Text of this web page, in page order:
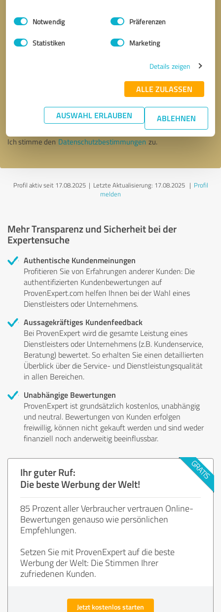
Impressum Datenschutzbestimmungen
Einwilligungsauswahl
Notwendig Präferenzen
Statistiken Marketing
Details zeigen
ALLE ZULASSEN
AUSWAHL ERLAUBEN ABLEHNEN
* Erforderliche Angaben
Nachricht senden
Ich stimme den Datenschutzbestimmungen zu.
Profil aktiv seit 17.08.2025 | Letzte Aktualisierung: 17.08.2025| Profil
melden
Mehr Transparenz und Sicherheit bei der
Expertensuche
Authentische Kundenmeinungen
Profitieren Sie von Erfahrungen anderer Kunden: Die
authentifizierten Kundenbewertungen auf
ProvenExpert.com helfen Ihnen bei der Wahl eines
Dienstleisters oder Unternehmens.
Aussagekräftiges Kundenfeedback
Bei ProvenExpert wird die gesamte Leistung eines
Dienstleisters oder Unternehmens (z.B. Kundenservice,
Beratung) bewertet. So erhalten Sie einen detaillierten
Überblick über die Service- und Dienstleistungsqualität
in allen Bereichen.
Unabhängige Bewertungen
ProvenExpert ist grundsätzlich kostenlos, unabhängig
und neutral. Bewertungen von Kunden erfolgen
freiwillig, können nicht gekauft werden und sind weder
finanziell noch anderweitig beeinflussbar.
Ihr guter Ruf:
Die beste Werbung der Welt!
85 Prozent aller Verbraucher vertrauen Online-
Bewertungen genauso wie persönlichen
Empfehlungen.
Setzen Sie mit ProvenExpert auf die beste
Werbung der Welt: Die Stimmen Ihrer
zufriedenen Kunden.
Jetzt kostenlos starten